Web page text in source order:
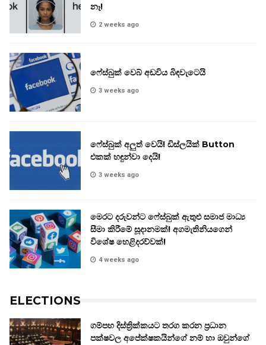
නෑ!
2 weeks ago
ෆේස්බුක් වෙබ් අඩවිය බිඳවැටෙයි
3 weeks ago
ෆේස්බුක් අලුත් වෙයි! ඩිස්ලයික් Button
එකක් හඳුන්වා දෙයි!
3 weeks ago
මෙරට දරුවන්ට ෆේස්බුක් ඇතුළු සමාජ මාධ්‍ය
සීමා කිරීමේ සූදානමක්! අගමැතිනියගෙන්
විශේෂ හෙළිදරව්වක්!
4 weeks ago
ELECTIONS
ගම්පහ දිස්ත්‍රික්කයට තරග කරන ප්‍රධාන
පක්ෂවල අපේක්ෂකයින්ගේ නම් හා ඔවුන්ගේ